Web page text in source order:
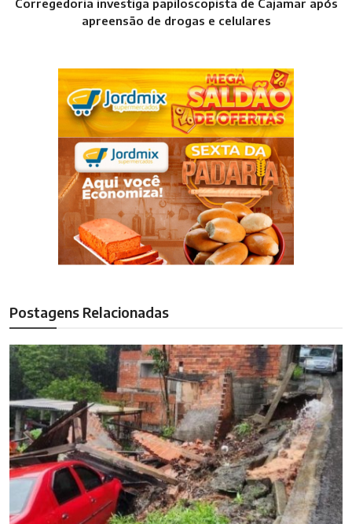
Corregedoria investiga papiloscopista de Cajamar após
apreensão de drogas e celulares
Postagens Relacionadas